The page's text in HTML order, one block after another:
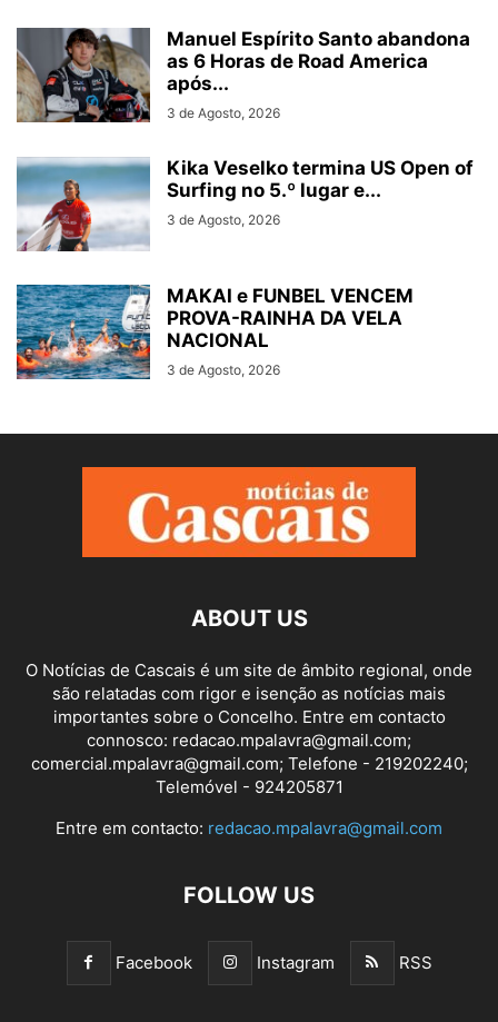
Manuel Espírito Santo abandona
as 6 Horas de Road America
após...
3 de Agosto, 2026
Kika Veselko termina US Open of
Surfing no 5.º lugar e...
3 de Agosto, 2026
MAKAI e FUNBEL VENCEM
PROVA-RAINHA DA VELA
NACIONAL
3 de Agosto, 2026
ABOUT US
O Notícias de Cascais é um site de âmbito regional, onde
são relatadas com rigor e isenção as notícias mais
importantes sobre o Concelho. Entre em contacto
connosco: redacao.mpalavra@gmail.com;
comercial.mpalavra@gmail.com; Telefone - 219202240;
Telemóvel - 924205871
Entre em contacto: redacao.mpalavra@gmail.com
FOLLOW US
Facebook Instagram RSS